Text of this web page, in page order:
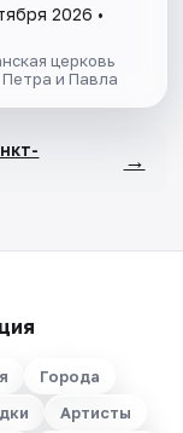
2026 •
церковь
и Павла
→
Города
Артисты